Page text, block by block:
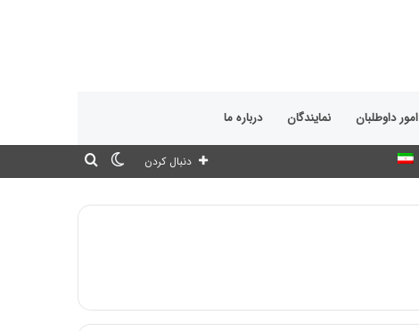
امور داوطلبان نمایندگان درباره ما
تغییر
دنبال کردن